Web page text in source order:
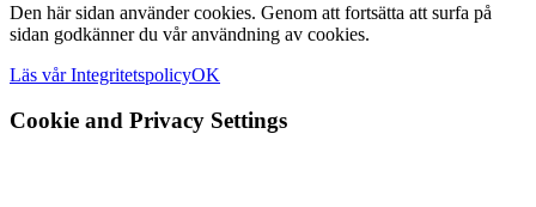
Den här sidan använder cookies. Genom att fortsätta att surfa på
sidan godkänner du vår användning av cookies.
Läs vår IntegritetspolicyOK
Cookie and Privacy Settings